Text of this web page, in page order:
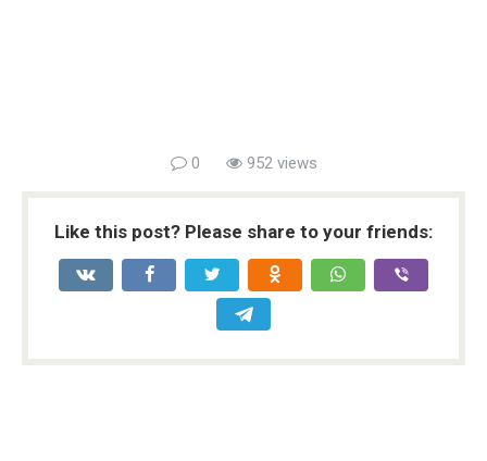
0 952 views
Like this post? Please share to your friends: